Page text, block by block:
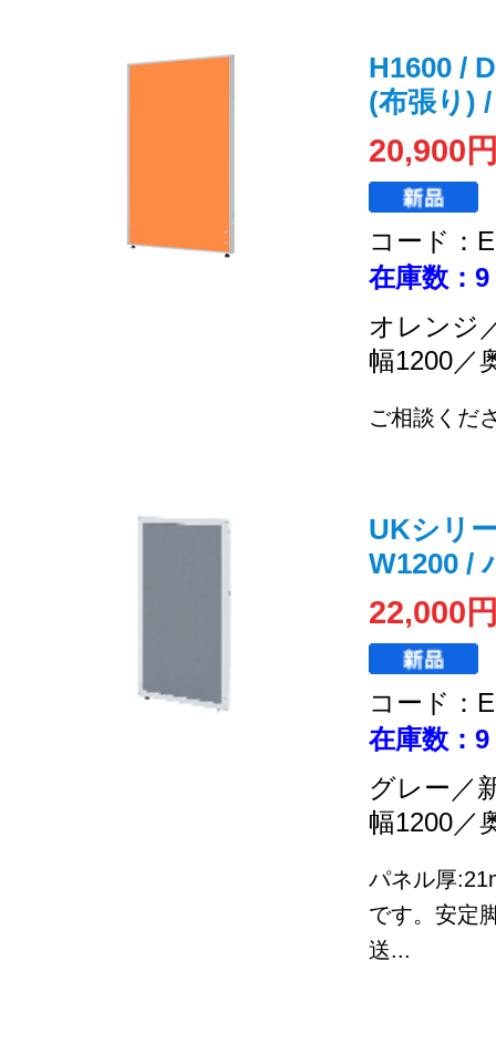
H1600 /
(布張り)
20,900
コード：
在庫数：9
オレンジ
幅1200／
ご相談くだ
UKシリ
W1200 /
22,000
コード：
在庫数：9
グレー／
幅1200／
パネル厚
です。安定
送...